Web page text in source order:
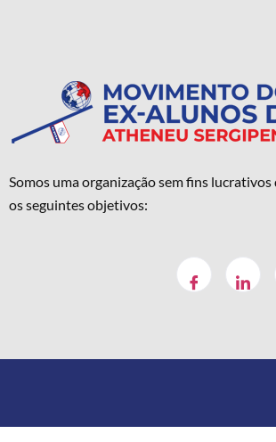
Somos uma organização sem fins lucrativos
os seguintes objetivos: